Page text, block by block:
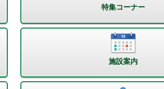
特集コーナー
施設案内